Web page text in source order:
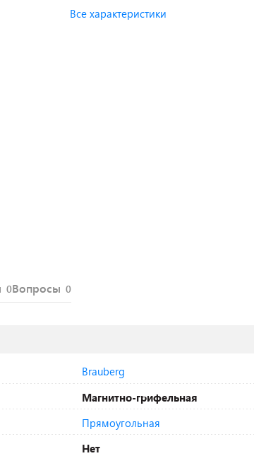
Все характеристики
0Вопросы 0
Brauberg
Магнитно-грифельная
Прямоугольная
Нет